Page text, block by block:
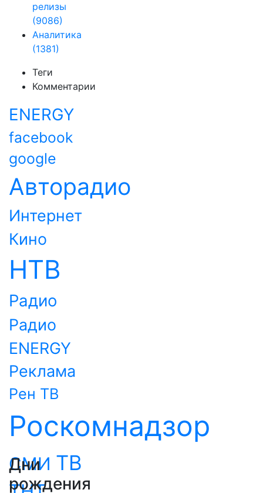
релизы
(9086)
Аналитика
(1381)
Теги
Комментарии
ENERGY
facebook
google
Авторадио
Интернет
Кино
НТВ
Радио
Радио
ENERGY
Реклама
Рен ТВ
Роскомнадзор
СМИ ТВ
Дни
рождения